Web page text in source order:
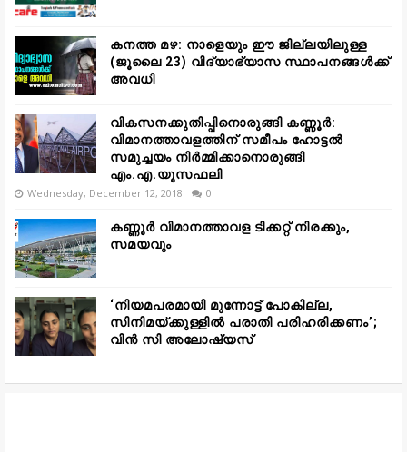
കനത്ത മഴ: നാളെയും ഈ ജില്ലയിലുള്ള
(ജൂലൈ 23) വിദ്യാഭ്യാസ സ്ഥാപനങ്ങൾക്ക്
അവധി
വികസനക്കുതിപ്പിനൊരുങ്ങി കണ്ണൂർ:
വിമാനത്താവളത്തിന് സമീപം ഹോട്ടൽ
സമുച്ചയം നിർമ്മിക്കാനൊരുങ്ങി
എം.എ.യൂസഫലി
Wednesday, December 12, 2018 0
കണ്ണൂർ വിമാനത്താവള ടിക്കറ്റ് നിരക്കും,
സമയവും
‘നിയമപരമായി മുന്നോട്ട് പോകില്ല,
സിനിമയ്ക്കുള്ളിൽ പരാതി പരിഹരിക്കണം’;
വിൻ സി അലോഷ്യസ്